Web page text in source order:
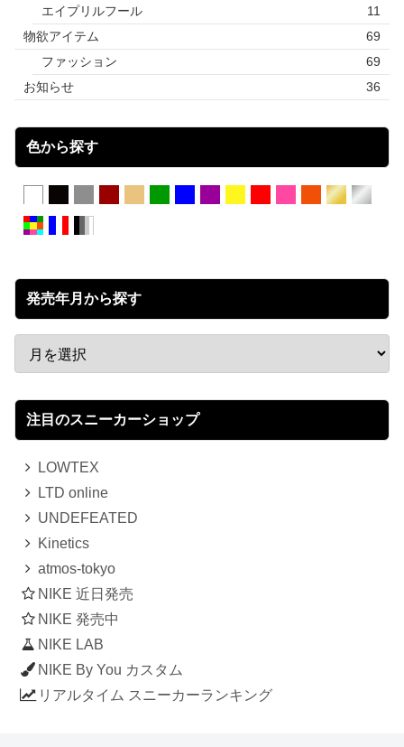
エイプリルフール
11
物欲アイテム
69
ファッション
69
お知らせ
36
色から探す
発売年月から探す
注目のスニーカーショップ
LOWTEX
LTD online
UNDEFEATED
Kinetics
atmos-tokyo
NIKE 近日発売
NIKE 発売中
NIKE LAB
NIKE By You カスタム
リアルタイム スニーカーランキング